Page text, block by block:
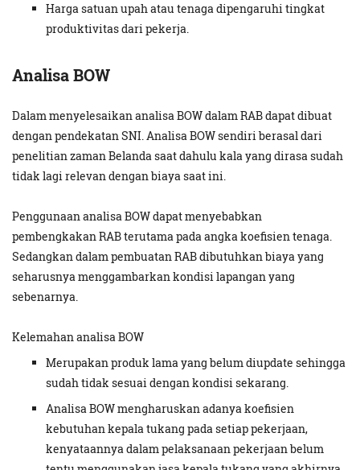
Harga satuan upah atau tenaga dipengaruhi tingkat
produktivitas dari pekerja.
Analisa BOW
Dalam menyelesaikan analisa BOW dalam RAB dapat dibuat
dengan pendekatan SNI. Analisa BOW sendiri berasal dari
penelitian zaman Belanda saat dahulu kala yang dirasa sudah
tidak lagi relevan dengan biaya saat ini.
Penggunaan analisa BOW dapat menyebabkan
pembengkakan RAB terutama pada angka koefisien tenaga.
Sedangkan dalam pembuatan RAB dibutuhkan biaya yang
seharusnya menggambarkan kondisi lapangan yang
sebenarnya.
Kelemahan analisa BOW
Merupakan produk lama yang belum diupdate sehingga
sudah tidak sesuai dengan kondisi sekarang.
Analisa BOW mengharuskan adanya koefisien
kebutuhan kepala tukang pada setiap pekerjaan,
kenyataannya dalam pelaksanaan pekerjaan belum